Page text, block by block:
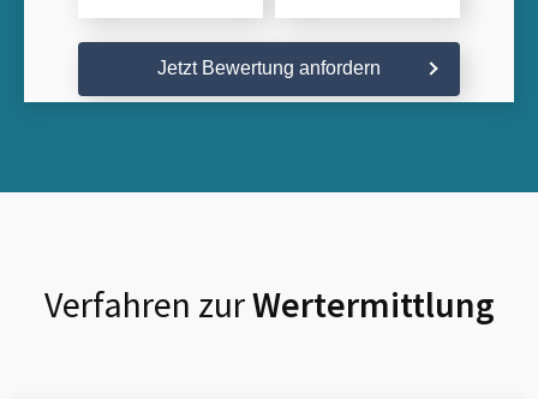
Jetzt Bewertung anfordern
Verfahren zurWertermittlung